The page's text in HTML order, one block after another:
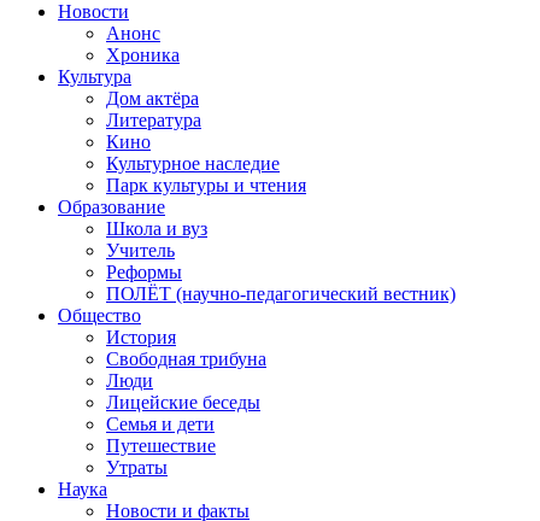
Новости
Анонс
Хроника
Культура
Дом актёра
Литература
Кино
Культурное наследие
Парк культуры и чтения
Образование
Школа и вуз
Учитель
Реформы
ПОЛЁТ (научно-педагогический вестник)
Общество
История
Свободная трибуна
Люди
Лицейские беседы
Семья и дети
Путешествие
Утраты
Наука
Новости и факты